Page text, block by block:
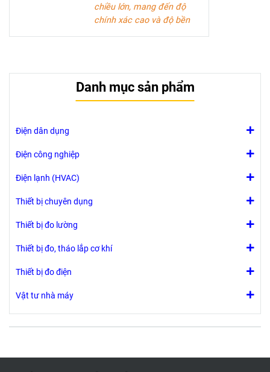
chiều lớn, mang đến độ
chính xác cao và độ bền
ngành công nghiệp điện.
Tài liệu kỹ thuật
Danh mục sản phẩm
Điện dân dụng
Điện công nghiệp
Điện lạnh (HVAC)
Thiết bị chuyên dụng
Thiết bị đo lường
Thiết bị đo, tháo lắp cơ khí
Thiết bị đo điện
Vật tư nhà máy